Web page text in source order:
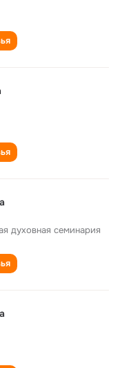
духовная семинария